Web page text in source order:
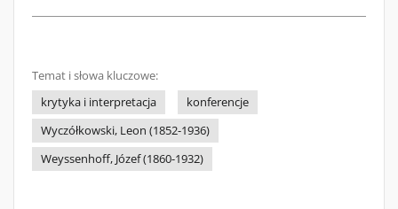
Temat i słowa kluczowe:
krytyka i interpretacja
konferencje
Wyczółkowski, Leon (1852-1936)
Weyssenhoff, Józef (1860-1932)